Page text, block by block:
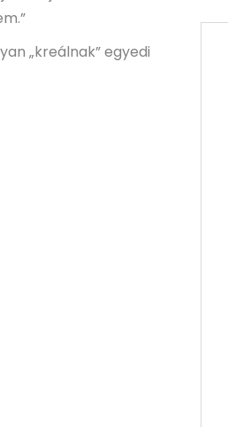
„kreálnak” egyedi